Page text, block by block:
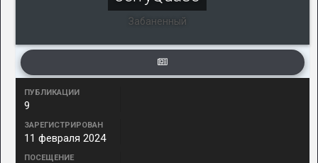
Забаненный
ПУБЛИКАЦИИ
9
ЗАРЕГИСТРИРОВАН
11 февраля 2024
ПОСЕЩЕНИЕ